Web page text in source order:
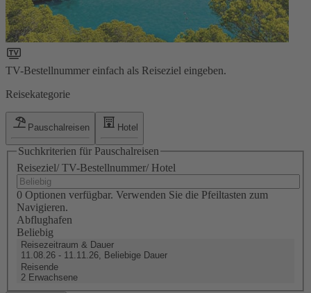
TV-Bestellnummer einfach als Reiseziel eingeben.
Reisekategorie
Pauschalreisen Hotel
Suchkriterien für Pauschalreisen
Reiseziel/ TV-Bestellnummer/ Hotel
0 Optionen verfügbar. Verwenden Sie die Pfeiltasten zum
Navigieren.
Abflughafen
Beliebig
Reisezeitraum & Dauer
11.08.26 - 11.11.26, Beliebige Dauer
Reisende
2 Erwachsene